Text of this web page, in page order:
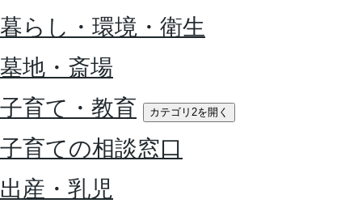
暮らし・環境・衛生
墓地・斎場
子育て・教育
カテゴリ2を開く
子育ての相談窓口
出産・乳児